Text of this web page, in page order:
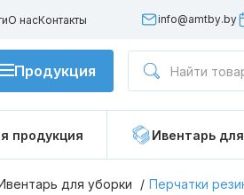
О насКонтакты info@amtby.by
Продукция
продукция Ивентарь
для уборки Перчатки